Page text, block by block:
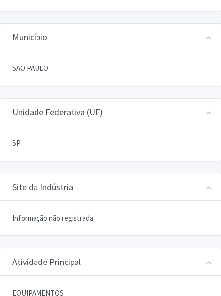
Município
SAO PAULO
Unidade Federativa (UF)
SP
Site da Indústria
Informação não registrada.
Atividade Principal
EQUIPAMENTOS